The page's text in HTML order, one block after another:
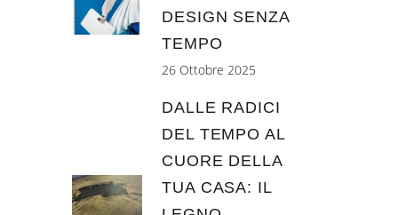
DESIGN SENZA
TEMPO
26 Ottobre 2025
DALLE RADICI
DEL TEMPO AL
CUORE DELLA
TUA CASA: IL